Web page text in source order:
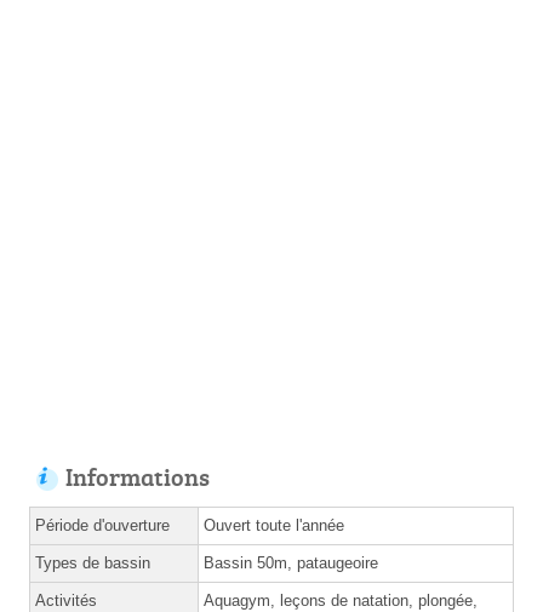
Informations
Période d'ouverture Ouvert toute l'année
Types de bassin Bassin 50m, pataugeoire
Activités
Aquagym, leçons de natation, plongée,